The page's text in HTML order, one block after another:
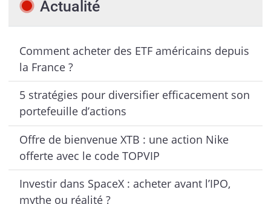
Actualité
Comment acheter des ETF américains depuis
la France ?
5 stratégies pour diversifier efficacement son
portefeuille d’actions
Offre de bienvenue XTB : une action Nike
offerte avec le code TOPVIP
Investir dans SpaceX : acheter avant l’IPO,
mythe ou réalité ?